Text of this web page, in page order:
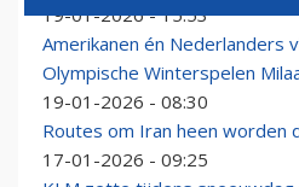
19-01-2026 - 15:53
Amerikanen én Nederlanders
Olympische Winterspelen
19-01-2026 - 08:30
Routes om Iran heen worden
17-01-2026 - 09:25